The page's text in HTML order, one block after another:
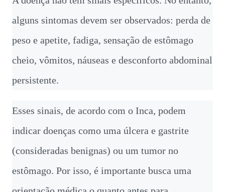
alguns sintomas devem ser observados: perda de
peso e apetite, fadiga, sensação de estômago
cheio, vômitos, náuseas e desconforto abdominal
persistente.
Esses sinais, de acordo com o Inca, podem
indicar doenças como uma úlcera e gastrite
(consideradas benignas) ou um tumor no
estômago. Por isso, é importante busca uma